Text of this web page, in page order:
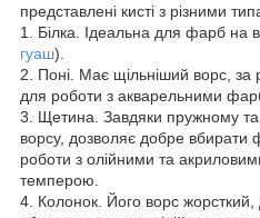
представлені кисті з різними
1. Білка. Ідеальна для фарб на
гуаш).
2. Поні. Має щільніший ворс, за
для роботи з акварельними
3. Щетина. Завдяки пружному
ворсу, дозволяє добре вбирати
роботи з олійними та
темперою.
4. Колонок. Його ворс